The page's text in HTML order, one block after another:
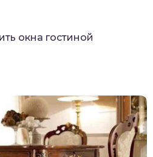
окна гостиной